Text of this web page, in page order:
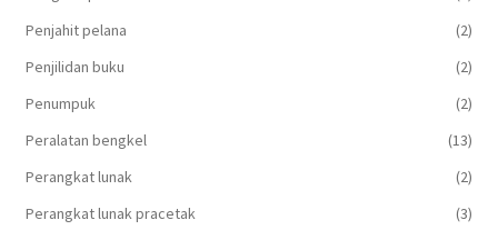
Penjahit pelana
(2)
Penjilidan buku
(2)
Penumpuk
(2)
Peralatan bengkel
(13)
Perangkat lunak
(2)
Perangkat lunak pracetak
(3)